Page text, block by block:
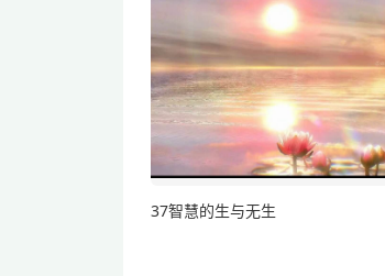
37智慧的生与无生